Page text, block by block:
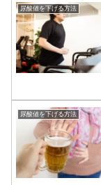
尿酸値を下げる方法
尿酸値を下げる方法